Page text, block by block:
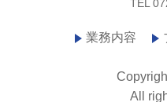
TEL
業務内容
All